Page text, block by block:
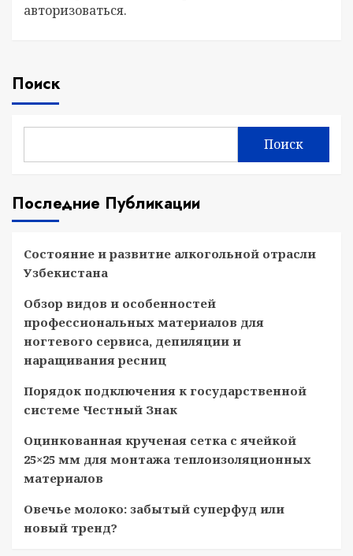
авторизоваться.
Поиск
Поиск
Последние Публикации
Состояние и развитие алкогольной отрасли
Узбекистана
Обзор видов и особенностей
профессиональных материалов для
ногтевого сервиса, депиляции и
наращивания ресниц
Порядок подключения к государственной
системе Честный Знак
Оцинкованная крученая сетка с ячейкой
25×25 мм для монтажа теплоизоляционных
материалов
Овечье молоко: забытый суперфуд или
новый тренд?